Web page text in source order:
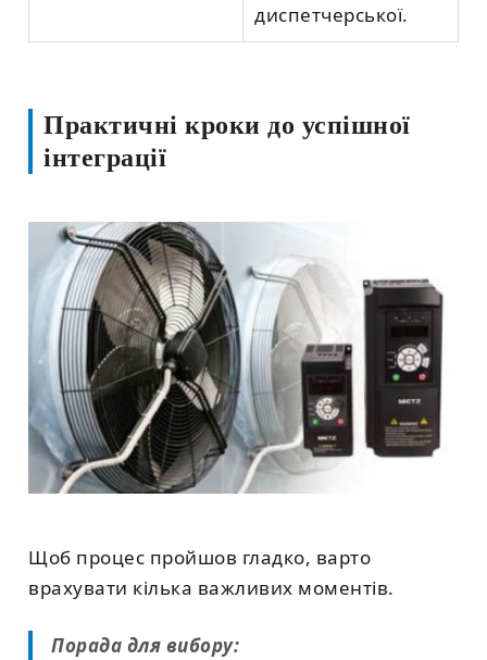
диспетчерської.
Практичні кроки до успішної
інтеграції
Щоб процес пройшов гладко, варто
врахувати кілька важливих моментів.
Порада для вибору: